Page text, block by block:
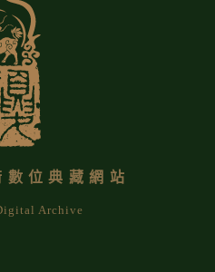
數位典藏網站
Archive